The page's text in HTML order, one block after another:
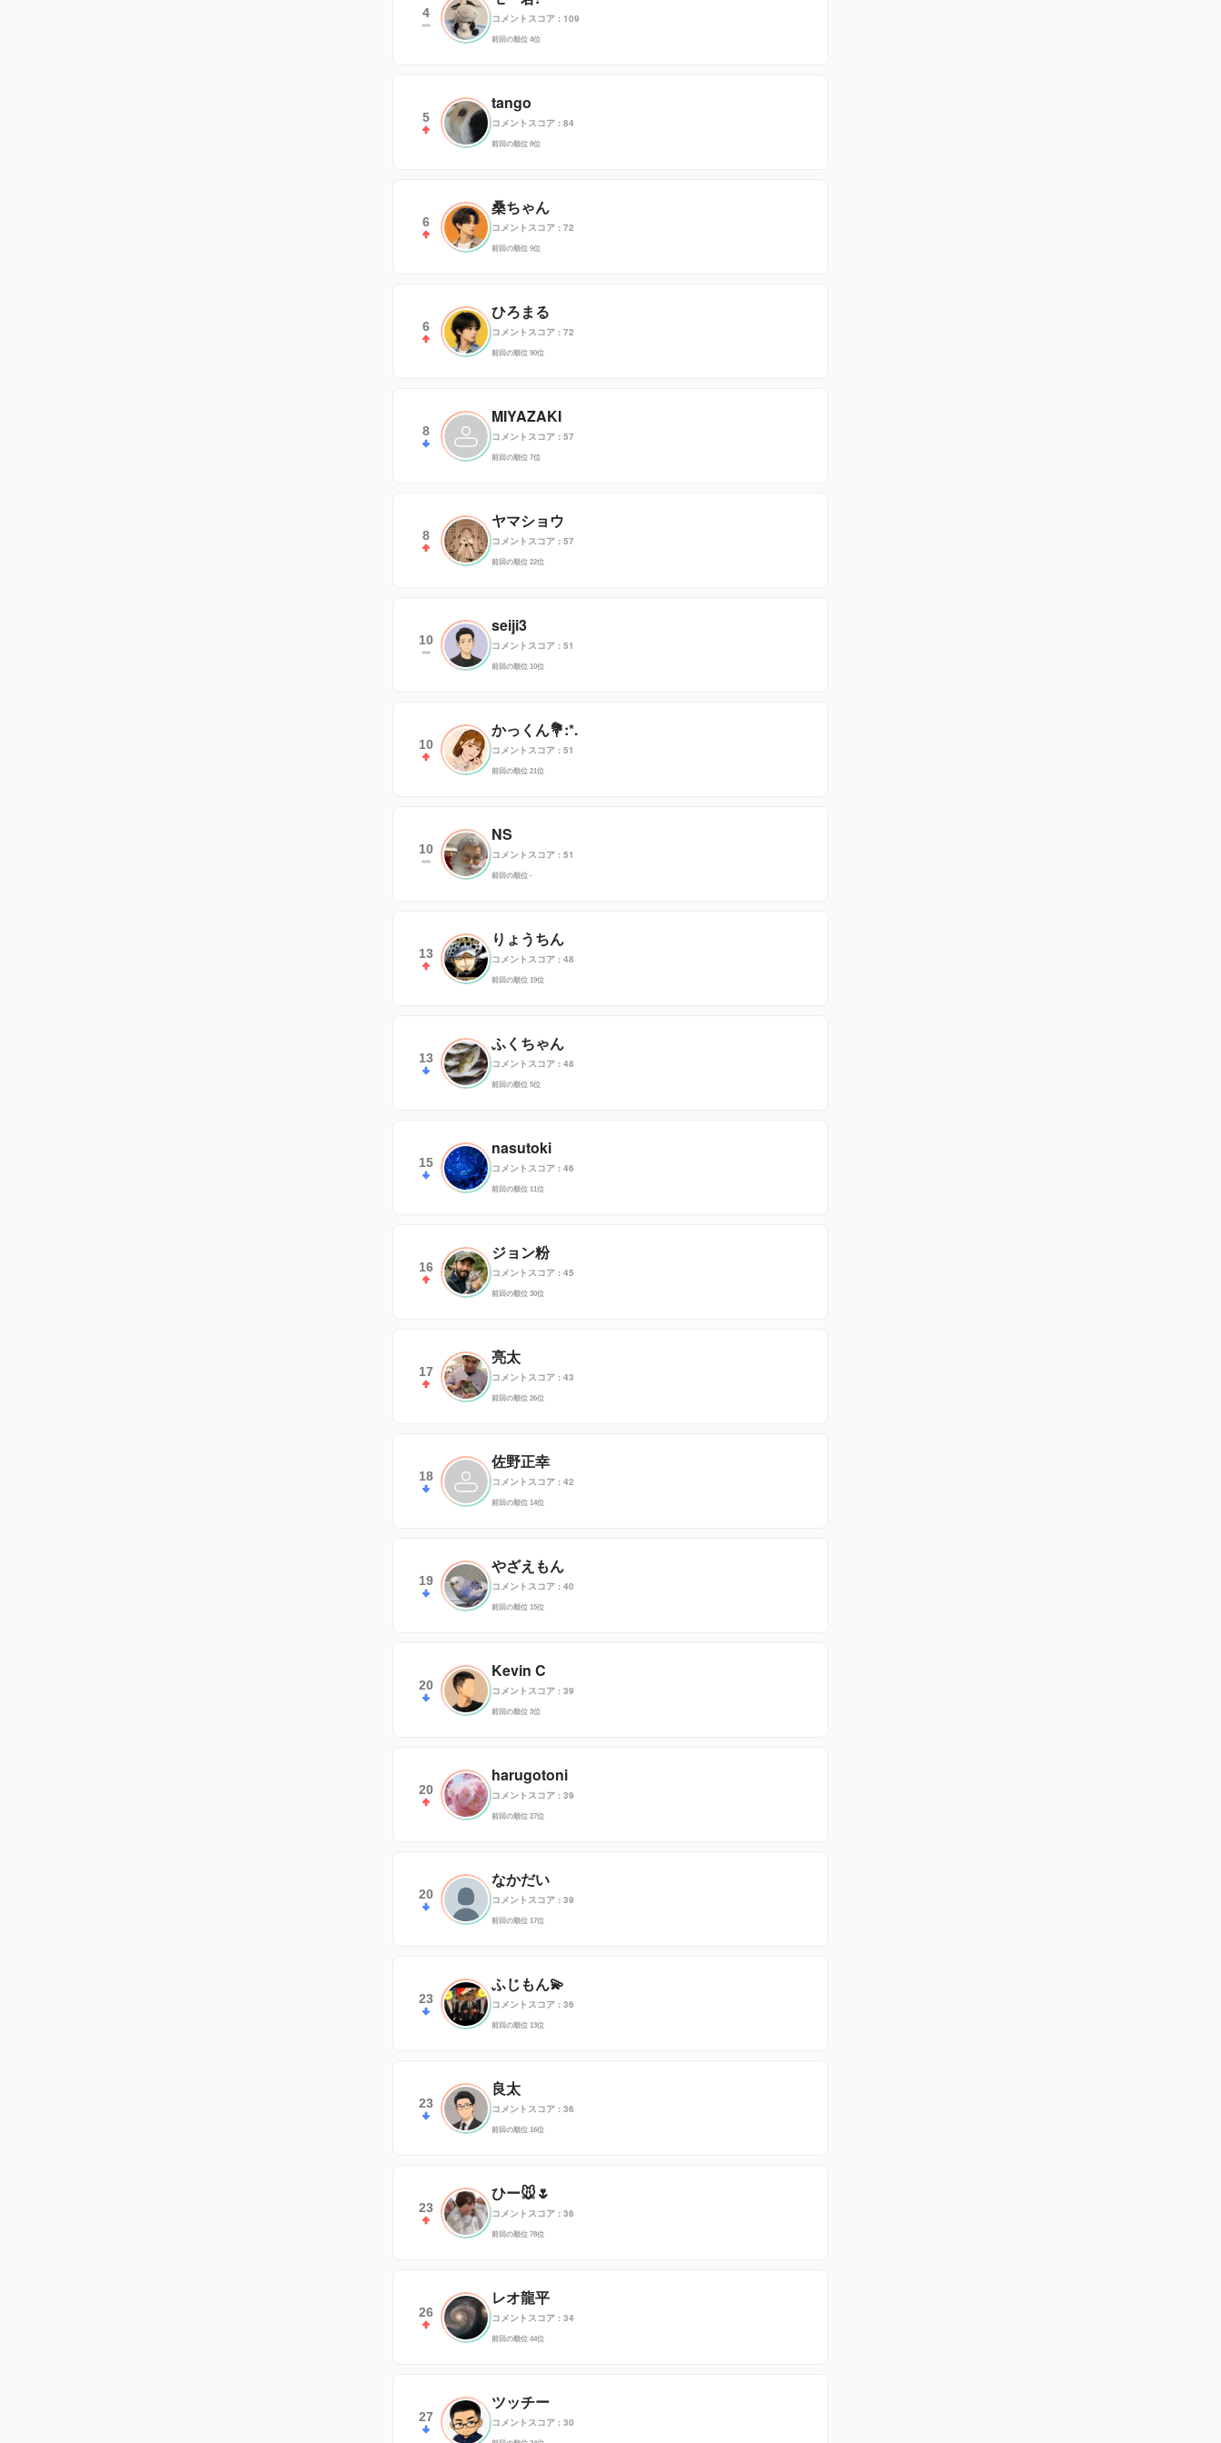
4 コメントスコア : 109
前回の順位 4位
5
tango
コメントスコア : 84
前回の順位 8位
6
桑ちゃん
コメントスコア : 72
前回の順位 9位
6
ひろまる
コメントスコア : 72
前回の順位 90位
8
MIYAZAKI
コメントスコア : 57
前回の順位 7位
8
ヤマショウ
コメントスコア : 57
前回の順位 22位
10
seiji3
コメントスコア : 51
前回の順位 10位
10
かっくん💐:*.
コメントスコア : 51
前回の順位 21位
10
NS
コメントスコア : 51
前回の順位 -
13
りょうちん
コメントスコア : 48
前回の順位 19位
13
ふくちゃん
コメントスコア : 48
前回の順位 5位
15
nasutoki
コメントスコア : 46
前回の順位 11位
16
ジョン粉
コメントスコア : 45
前回の順位 30位
17
亮太
コメントスコア : 43
前回の順位 26位
18
佐野正幸
コメントスコア : 42
前回の順位 14位
19
やざえもん
コメントスコア : 40
前回の順位 15位
20
Kevin C
コメントスコア : 39
前回の順位 3位
20
harugotoni
コメントスコア : 39
前回の順位 27位
20
なかだい
コメントスコア : 39
前回の順位 17位
23
ふじもん💫
コメントスコア : 36
前回の順位 13位
23
良太
コメントスコア : 36
前回の順位 16位
23
ひー🐭🌷
コメントスコア : 36
前回の順位 78位
26
レオ龍平
コメントスコア : 34
前回の順位 44位
27
ツッチー
コメントスコア : 30